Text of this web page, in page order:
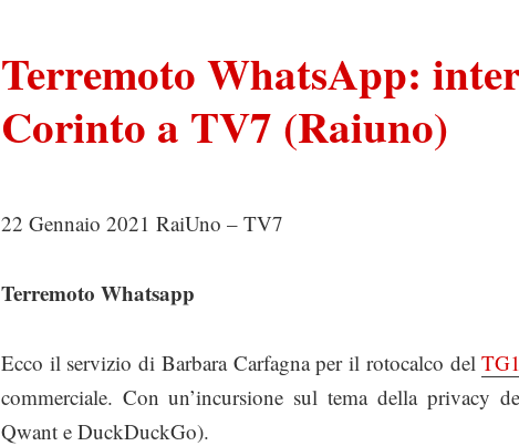
Terremoto WhatsApp:
Corinto a TV7 (Raiuno)
22 Gennaio 2021 RaiUno – TV7
Terremoto Whatsapp
Ecco il servizio di Barbara Carfagna per il rotocalco delTG1
commerciale. Con un’incursione sul tema della privacy
Qwant e DuckDuckGo).